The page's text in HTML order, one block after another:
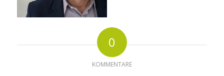
0
KOMMENTARE